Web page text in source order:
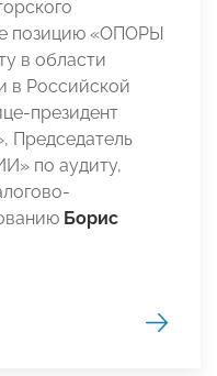
позицию «ОПОРЫ
в области
в Российской
президент
Председатель
по аудиту,
Борис